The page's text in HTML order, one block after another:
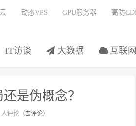
IT访谈 大数据 互联
动态VPS GPU服务器 高防
是伪概念？
人评论（去评论）